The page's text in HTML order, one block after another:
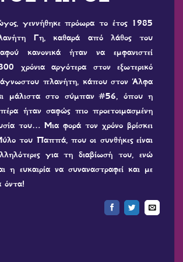
γεννήθηκε πρόωρα το έτος 1985
Γη, καθαρά από λάθος του
κανονικά ήταν να εμφανιστεί
χρόνια αργότερα στον εξωτερικό
άγνωστου πλανήτη, κάπου στον Άλφα
μάλιστα στο σύμπαν #56, όπου η
πέρα ήταν σαφώς πιο προετοιμασμένη
του… Μια φορά τον χρόνο βρίσκει
του Παππά, που οι συνθήκες είναι
για τη διαβίωσή του, ενώ
η ευκαιρία να συναναστραφεί και με
όντα!